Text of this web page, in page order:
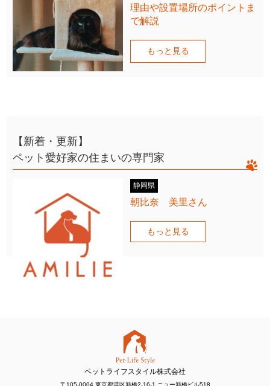
理由や設置場所のポイントま
で解説
もっと見る
【新着・更新】
ペット愛好家の住まいの専門家
静岡県
朝比奈 美里さん
もっと見る
ペットライフスタイル株式会社
〒105-0004 東京都港区新橋2-16-1 ニュー新橋ビル518